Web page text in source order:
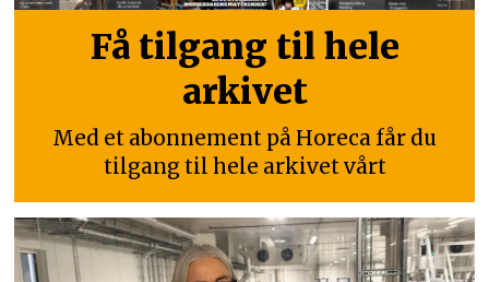
Få tilgang til hele
arkivet
Med et abonnement på Horeca får du
tilgang til hele arkivet vårt